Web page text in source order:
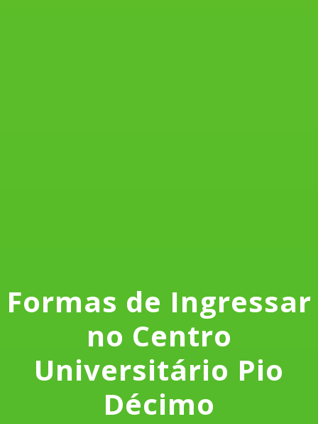
Formas de Ingressar
no Centro
Universitário Pio
Décimo